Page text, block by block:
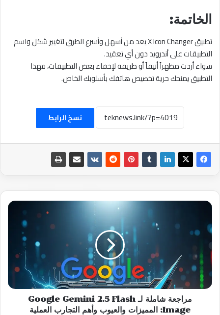
الخاتمة:
تطبيق X Icon Changer يعد من أسهل وأسرع الطرق لتغيير شكل واسم
التطبيقات على أندرويد دون أي تعقيد.
سواء أردت مظهراً أنيقاً أو طريقة لإخفاء بعض التطبيقات، فهذا
التطبيق يمنحك حرية تخصيص هاتفك بأسلوبك الخاص.
نسخ الرابط
مراجعة
لـ
Google
Gemini
Flash
المميزات
والعيوب
مراجعة شاملة لـ Google Gemini 2.5 Flash
Image: المميزات والعيوب وأهم التجارب العملية